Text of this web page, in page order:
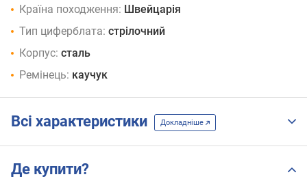
Країна походження: Швейцарія
Тип циферблата: стрілочний
Корпус: сталь
Ремінець: каучук
Всі характеристики Докладніше
Де купити?